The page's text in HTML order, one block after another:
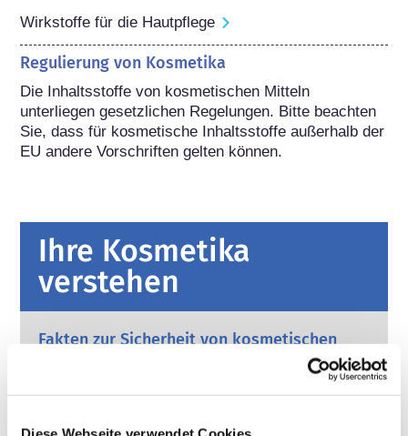
Wirkstoffe für die Hautpflege
Regulierung von Kosmetika
Die Inhaltsstoffe von kosmetischen Mitteln
unterliegen gesetzlichen Regelungen. Bitte beachten
Sie, dass für kosmetische Inhaltsstoffe außerhalb der
EU andere Vorschriften gelten können.
Ihre Kosmetika
verstehen
Fakten zur Sicherheit von kosmetischen
dass kosmetische Produkte und